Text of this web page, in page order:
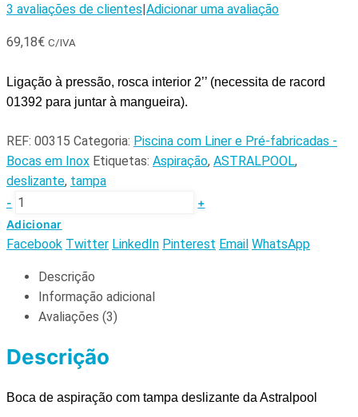
3 avaliações de clientes|Adicionar uma avaliação
69,18€ C/IVA
Ligação à pressão, rosca interior 2’’ (necessita de racord
01392 para juntar à mangueira).
REF: 00315 Categoria: Piscina com Liner e Pré-fabricadas -
Bocas em Inox Etiquetas: Aspiração, ASTRALPOOL,
deslizante, tampa
-
+
Adicionar
Facebook Twitter LinkedIn Pinterest Email WhatsApp
Descrição
Informação adicional
Avaliações (3)
Descrição
Boca de aspiração com tampa deslizante da Astralpool